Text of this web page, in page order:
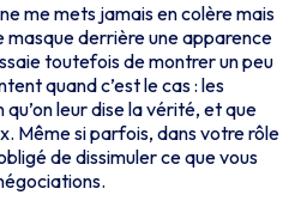
me mets jamais en colère mais
masque derrière une apparence
toutefois de montrer un peu
quand c’est le cas : les
leur dise la vérité, et que
Même si parfois, dans votre rôle
de dissimuler ce que vous